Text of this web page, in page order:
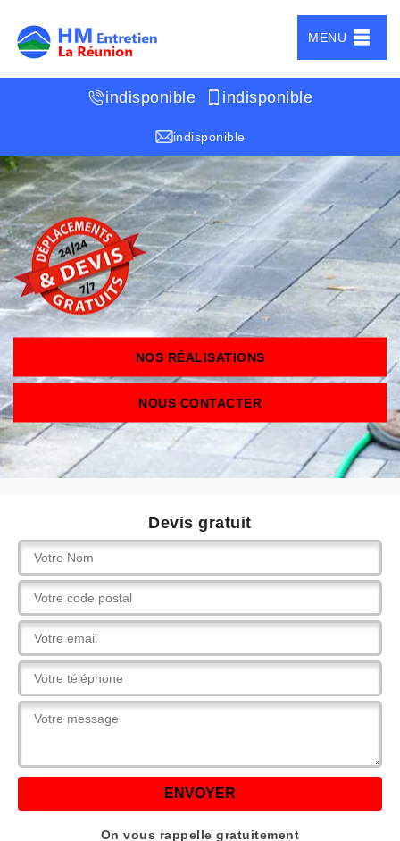
MENU
indisponible indisponible
indisponible
NOS RÉALISATIONS
NOUS CONTACTER
Devis gratuit
On vous rappelle gratuitement